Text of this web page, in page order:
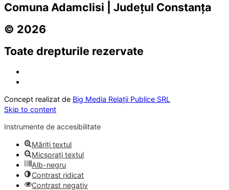
Comuna Adamclisi | Județul Constanța
© 2026
Toate drepturile rezervate
Concept realizat de Big Media Relații Publice SRL
Skip to content
Instrumente de accesibilitate
Măriți textul
Micșorați textul
Alb-negru
Contrast ridicat
Contrast negativ